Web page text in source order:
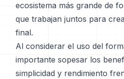
ecosistema más grande de
que trabajan juntos para
final.
Al considerar el uso del
importante sopesar los
simplicidad y rendimiento